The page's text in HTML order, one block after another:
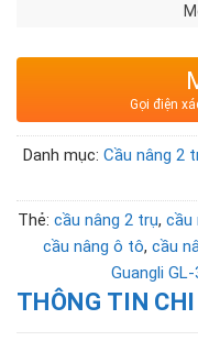
Gọi điện
Danh mục: Cầu nâng 2
Thẻ: cầu nâng 2 trụ, cầu
cầu nâng ô tô, cầu
Guangli GL-
THÔNG TIN